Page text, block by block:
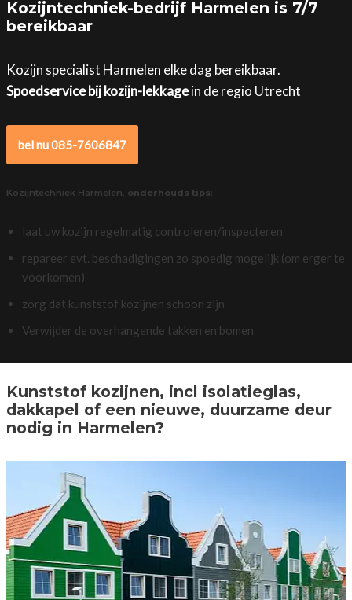
Kozijntechniek-bedrijf Harmelen is 7/7
bereikbaar
Kozijn specialist Harmelen elke dag bereikbaar.
Spoedservice bij kozijn-lekkagein de regio Utrecht
bel nu 085-7606847
Kozijntechniek Harmelen, onderhouds tips:
laat uw kozijn regelmatig controleren/inspecteren
repareer evt. beschadigingen zo spoedig mogelijk (om erger te
voorkomen)
zorg dat kunststof kozijnen schoon zijn
Verwijder de overhangende takken en bomen
Kunststof kozijnen, incl isolatieglas,
dakkapel of een nieuwe, duurzame deur
nodig in Harmelen?